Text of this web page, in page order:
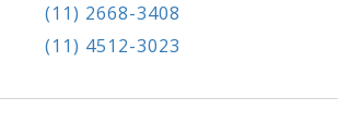
(11) 2668-3408
(11) 4512-3023